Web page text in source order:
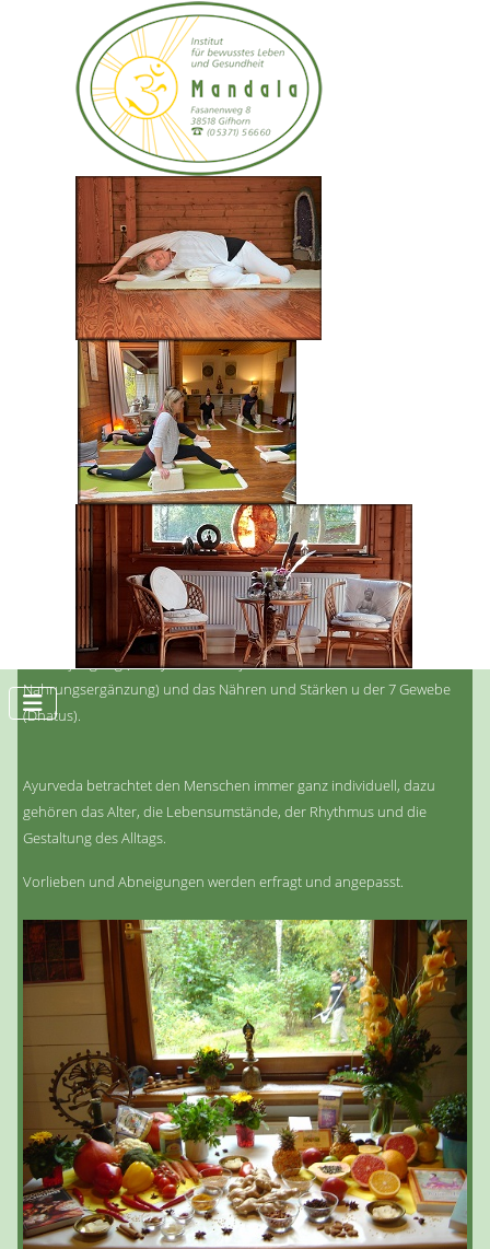
Ayurveda
Die Wissenschaft vom zufriedenen Leben
Das Wort Ayurveda kommt aus dem indischen Sanskrit und bedeutet
übersetzt, die "Wissenschaft vom langen und gesunden Leben".
Ayurveda ist eine der ältesten überlieferten Wissenschaften über die
Verbindung von Körper, Seele und Geist.
Der ganzheitliche Ansatz zur Gesundheitsvorsorge im Ayurveda
enthält unter anderem die Ernährungslehre mit dem
Verdauungsfeuer Agni, die Reduktion mit dem Fasten bzw.
Entschlacken.
Die Verjüngung (Rasayana oder Ojas Aufbau durch
Nahrungsergänzung) und das Nähren und Stärken u der 7 Gewebe
(Dhatus).
Ayurveda betrachtet den Menschen immer ganz individuell, dazu
gehören das Alter, die Lebensumstände, der Rhythmus und die
Gestaltung des Alltags.
Vorlieben und Abneigungen werden erfragt und angepasst.